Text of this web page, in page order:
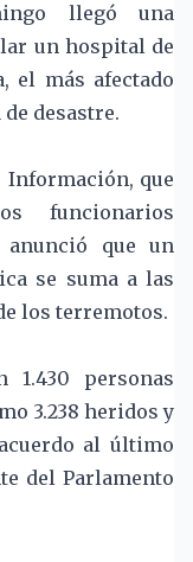
llegó una
un hospital de
el más afectado
desastre.
que
funcionarios
que un
se suma a las
los terremotos.
1.430 personas
3.238 heridos y
al último
del Parlamento